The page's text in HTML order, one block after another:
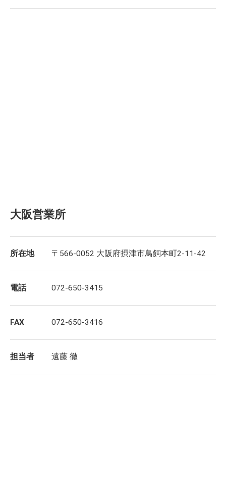
大阪営業所
所在地 〒566-0052 大阪府摂津市鳥飼本町2-11-42
電話 072-650-3415
FAX 072-650-3416
担当者 遠藤 徹